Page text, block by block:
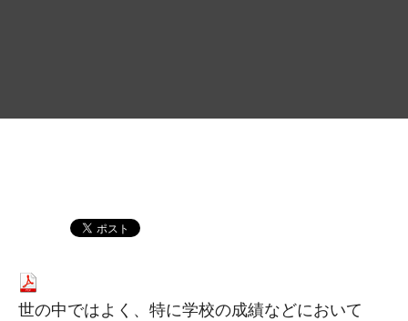
世の中ではよく、特に学校の成績などにおいて